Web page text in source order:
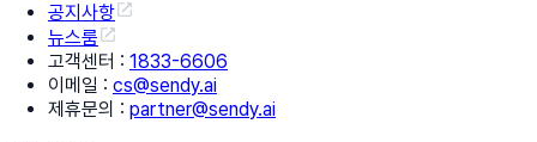
공지사항
뉴스룸
고객센터 : 1833-6606
이메일 : cs@sendy.ai
제휴문의 : partner@sendy.ai